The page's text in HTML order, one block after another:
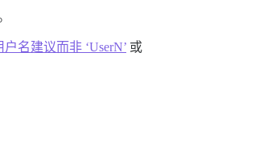
名建议而非 ‘UserN’ 或